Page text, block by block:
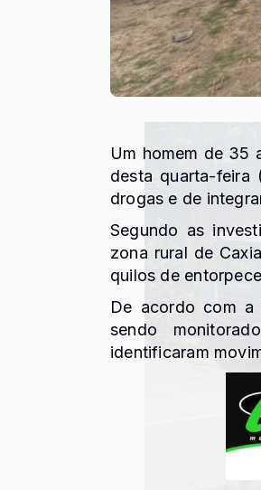
Um homem de 35
desta quarta-
drogas e de
Segundo as
zona rural de
quilos de
De acordo com a
sendo
identificaram